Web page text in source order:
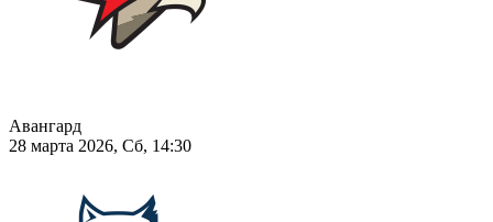
Авангард
28 марта 2026, Сб, 14:30